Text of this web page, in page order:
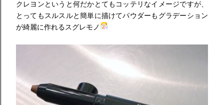
クレヨンというと何だかとてもコッテリなイメージですが、
とってもスルスルと簡単に描けてパウダーもグラデーション
が綺麗に作れるスグレモノ